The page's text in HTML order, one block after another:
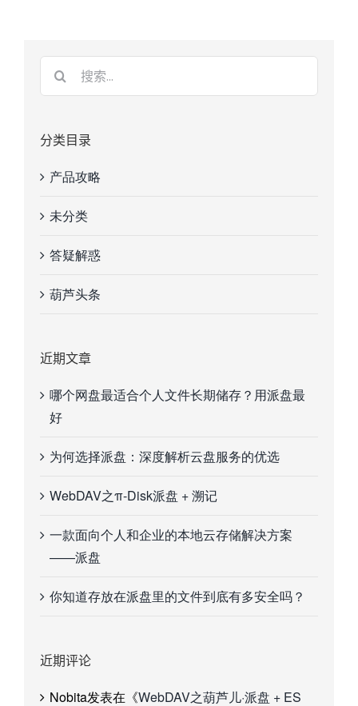
分类目录
产品攻略
未分类
答疑解惑
葫芦头条
近期文章
哪个网盘最适合个人文件长期储存？用派盘最
好
为何选择派盘：深度解析云盘服务的优选
WebDAV之π-Disk派盘 + 溯记
一款面向个人和企业的本地云存储解决方案
——派盘
你知道存放在派盘里的文件到底有多安全吗？
近期评论
Nobita发表在《WebDAV之葫芦儿·派盘 + ES